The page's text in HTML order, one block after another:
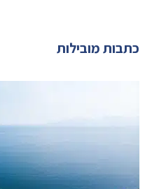
כתבות מובילות